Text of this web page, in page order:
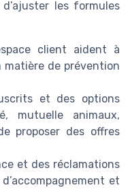
les formules
client aident à
de prévention
et des options
mutuelle animaux,
proposer des offres
et des réclamations
et